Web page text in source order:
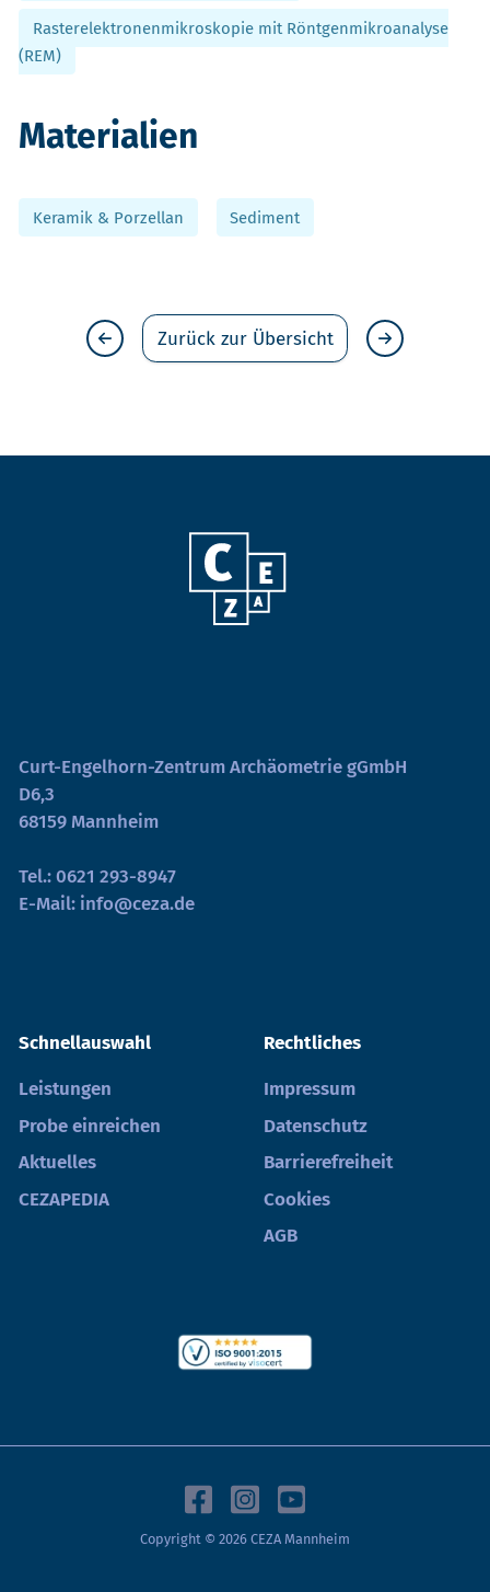
Rasterelektronenmikroskopie mit Röntgenmikroanalyse
(REM)
Materialien
Keramik & Porzellan Sediment
Zurück zur Übersicht
Curt-Engelhorn-Zentrum Archäometrie gGmbH
D6,3
68159 Mannheim
Tel.:0621 293-8947
E-Mail: info@ceza.de
Schnellauswahl
Leistungen
Probe einreichen
Aktuelles
CEZAPEDIA
Rechtliches
Impressum
Datenschutz
Barrierefreiheit
Cookies
AGB
Copyright © 2026 CEZA Mannheim